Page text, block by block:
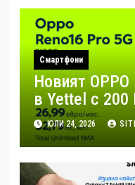
Смартфони
Новият OPPO
в Yettel с
комплект с
зареждане
ЮЛИ 24, 2026